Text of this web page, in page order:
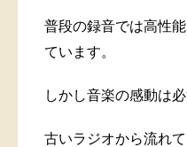
普段の録音では高性
ています。
しかし音楽の感動は
古いラジオから流れて